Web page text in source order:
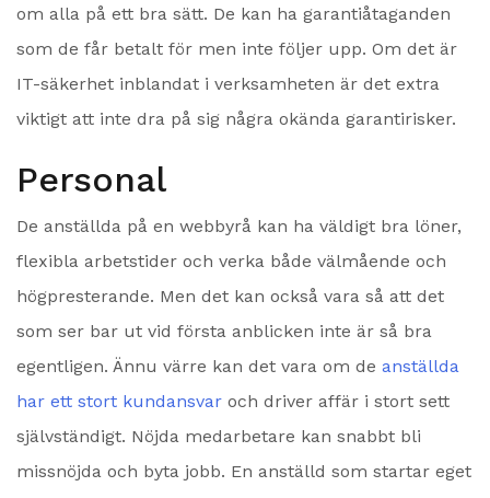
om alla på ett bra sätt. De kan ha garantiåtaganden
som de får betalt för men inte följer upp. Om det är
IT-säkerhet inblandat i verksamheten är det extra
viktigt att inte dra på sig några okända garantirisker.
Personal
De anställda på en webbyrå kan ha väldigt bra löner,
flexibla arbetstider och verka både välmående och
högpresterande. Men det kan också vara så att det
som ser bar ut vid första anblicken inte är så bra
egentligen. Ännu värre kan det vara om de anställda
har ett stort kundansvar och driver affär i stort sett
självständigt. Nöjda medarbetare kan snabbt bli
missnöjda och byta jobb. En anställd som startar eget